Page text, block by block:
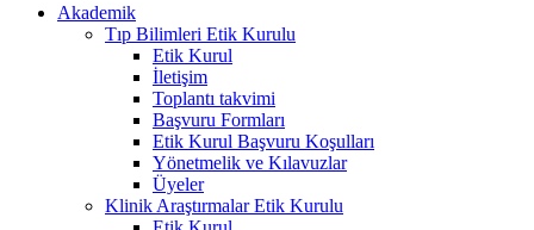
Akademik
Tıp Bilimleri Etik Kurulu
Etik Kurul
İletişim
Toplantı takvimi
Başvuru Formları
Etik Kurul Başvuru Koşulları
Yönetmelik ve Kılavuzlar
Üyeler
Klinik Araştırmalar Etik Kurulu